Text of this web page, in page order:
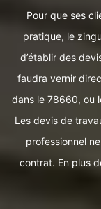
Pour que ses
pratique, le
d’établir des
faudra vernir
dans le 78660, ou
Les devis de
professionnel
contrat. En plus